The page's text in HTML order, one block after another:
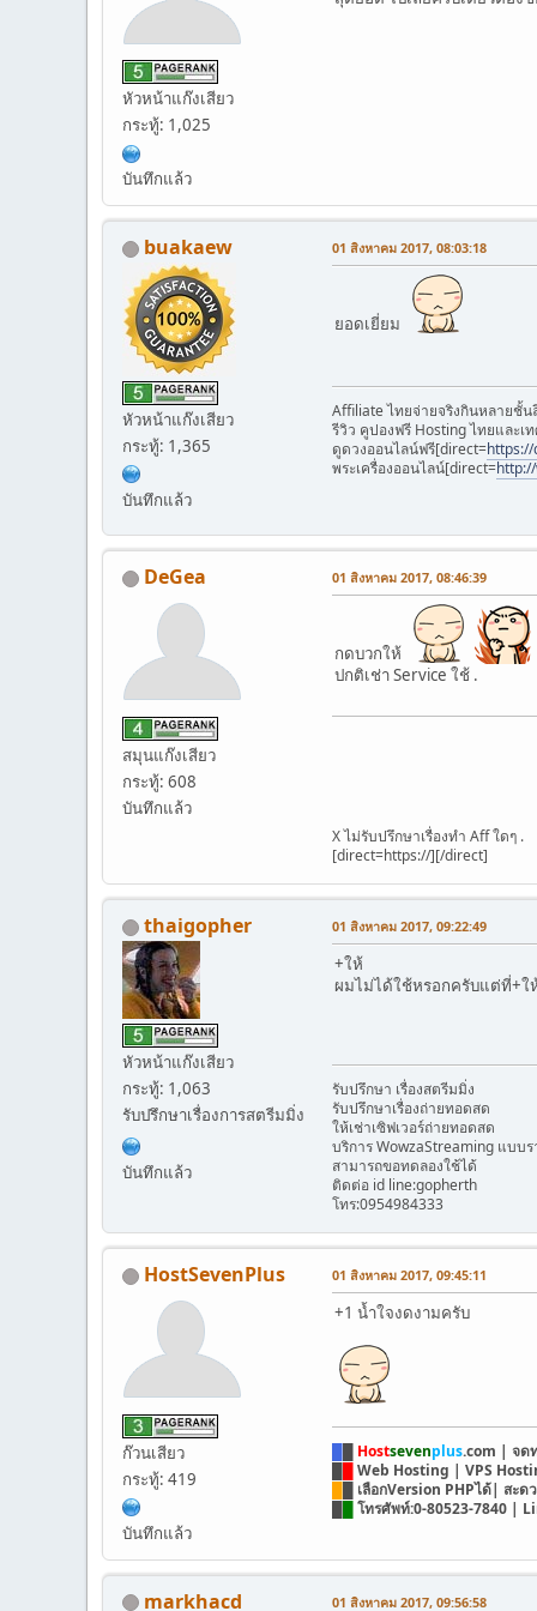
หัวหน้าแก๊งเสียว
กระทู้: 1,025
บันทึกแล้ว
buakaew
หัวหน้าแก๊งเสียว
กระทู้: 1,365
บันทึกแล้ว
01 สิงหาคม 2017, 08:03:18
ยอดเยี่ยม
Affiliate ไทยจ่ายจริงกินหลายชั้
รีวิว คูปองฟรี Hosting ไทยและเ
ดูดวงออนไลน์ฟรี[direct=
พระเครื่องออนไลน์[direct=
DeGea
สมุนแก๊งเสียว
กระทู้: 608
บันทึกแล้ว
01 สิงหาคม 2017, 08:46:39
กดบวกให้
ปกติเช่า Service ใช้ .
X ไม่รับปรึกษาเรื่องทำ Aff ใดๆ .
[direct=https://][/direct]
thaigopher
หัวหน้าแก๊งเสียว
กระทู้: 1,063
รับปรึกษาเรื่องการสตรีมมิ่ง
บันทึกแล้ว
01 สิงหาคม 2017, 09:22:49
+ให้
ผมไม่ได้ใช้หรอกครับแต่ที่+ใ
รับปรึกษา เรื่องสตรีมมิ่ง
รับปรึกษาเรื่องถ่ายทอดสด
ให้เช่าเซิฟเวอร์ถ่ายทอดสด
บริการ WowzaStreaming แบบร
สามารถขอทดลองใช้ได้
ติดต่อ id line:gopherth
โทร:0954984333
HostSevenPlus
ก๊วนเสียว
กระทู้: 419
บันทึกแล้ว
01 สิงหาคม 2017, 09:45:11
+1 น้ำใจงดงามครับ
Hostsevenplus.com | จด
Web Hosting | VPS
█ เลือกVersion PHPได้| สะ
โทรศัพท์:0-80523-7840 |
markhacd 01 สิงหาคม 2017, 09:56:58